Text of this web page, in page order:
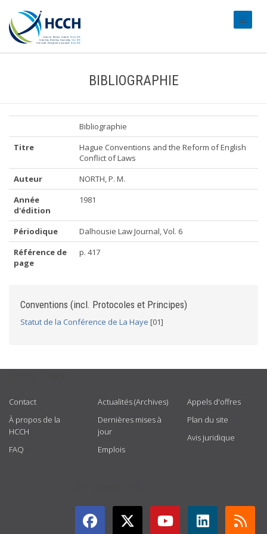
BIBLIOGRAPHIE
Bibliographie
Titre
Hague Conventions and the Reform of English
Conflict of Laws
Auteur
NORTH, P. M.
Année
d'édition
1981
Périodique
Dalhousie Law Journal, Vol. 6
Référence de
page
p. 417
Conventions (incl. Protocoles et Principes)
Statut de la Conférence de La Haye [01]
Contact
À propos de la
HCCH
FAQ
Actualités (Archives)
Dernières mises à
jour
Emplois
Appels d'offres
Plan du site
Avis juridique